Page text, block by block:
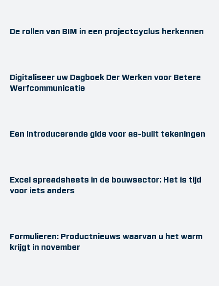
De rollen van BIM in een projectcyclus herkennen
Digitaliseer uw Dagboek Der Werken voor Betere
Werfcommunicatie
Een introducerende gids voor as-built tekeningen
Excel spreadsheets in de bouwsector: Het is tijd
voor iets anders
Formulieren: Productnieuws waarvan u het warm
krijgt in november